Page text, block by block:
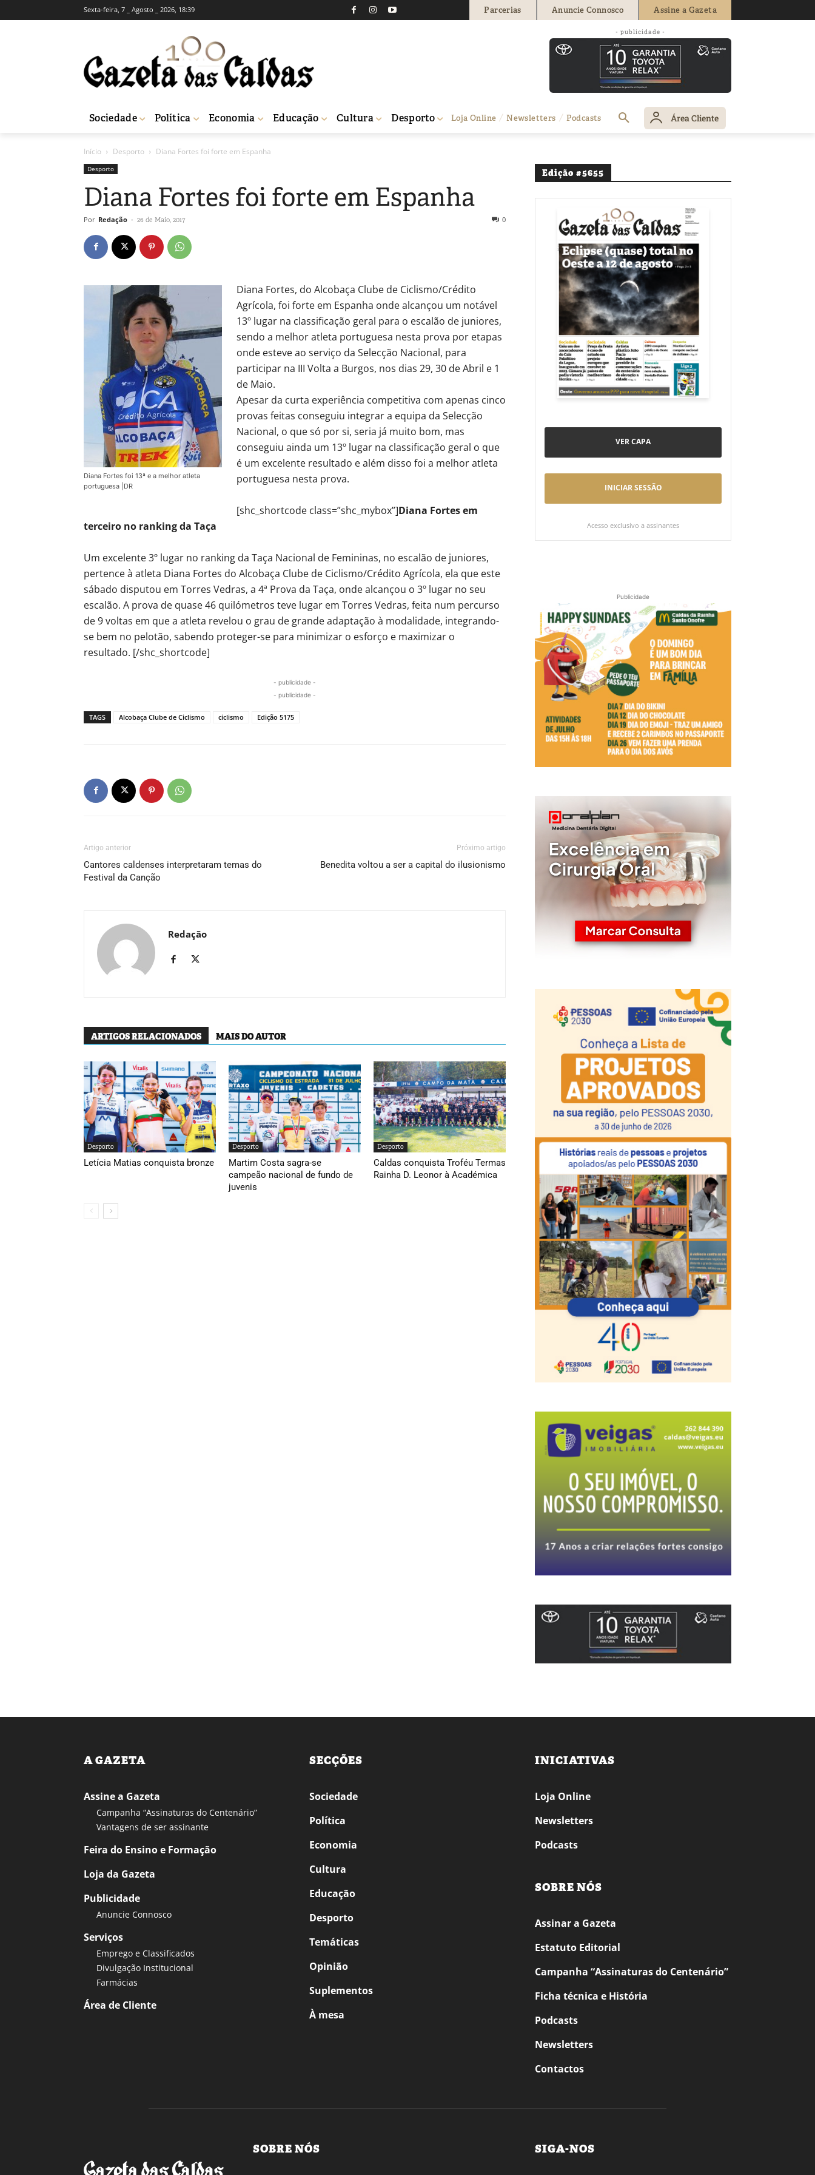
Sexta-feira, 7 _ Agosto _ 2026, 18:39 Parcerias Anuncie Connosco Assine a Gazeta
- publicidade -
Sociedade Política Economia Educação Cultura Desporto Loja Online Newsletters Podcasts Área Cliente
Início Desporto Diana Fortes foi forte em Espanha
Desporto
Diana Fortes foi forte em Espanha
Por Redação - 26 de Maio, 2017 0
Diana Fortes foi 13ª e a melhor atleta
portuguesa |DR
Diana Fortes, do Alcobaça Clube de Ciclismo/Crédito
Agrícola, foi forte em Espanha onde alcançou um notável
13º lugar na classificação geral para o escalão de juniores,
sendo a melhor atleta portuguesa nesta prova por etapas
onde esteve ao serviço da Selecção Nacional, para
participar na III Volta a Burgos, nos dias 29, 30 de Abril e 1
de Maio.
Apesar da curta experiência competitiva com apenas cinco
provas feitas conseguiu integrar a equipa da Selecção
Nacional, o que só por si, seria já muito bom, mas
conseguiu ainda um 13º lugar na classificação geral o que
é um excelente resultado e além disso foi a melhor atleta
portuguesa nesta prova.
[shc_shortcode class=”shc_mybox”]Diana Fortes em
terceiro no ranking da Taça
Um excelente 3º lugar no ranking da Taça Nacional de Femininas, no escalão de juniores,
pertence à atleta Diana Fortes do Alcobaça Clube de Ciclismo/Crédito Agrícola, ela que este
sábado disputou em Torres Vedras, a 4ª Prova da Taça, onde alcançou o 3º lugar no seu
escalão. A prova de quase 46 quilómetros teve lugar em Torres Vedras, feita num percurso
de 9 voltas em que a atleta revelou o grau de grande adaptação à modalidade, integrando-
se bem no pelotão, sabendo proteger-se para minimizar o esforço e maximizar o
resultado. [/shc_shortcode]
- publicidade -
- publicidade -
TAGS Alcobaça Clube de Ciclismo ciclismo Edição 5175
Artigo anterior
Cantores caldenses interpretaram temas do
Festival da Canção
Próximo artigo
Benedita voltou a ser a capital do ilusionismo
Redação
ARTIGOS RELACIONADOS MAIS DO AUTOR
Desporto
Letícia Matias conquista bronze
Desporto
Martim Costa sagra-se
campeão nacional de fundo de
juvenis
Desporto
Caldas conquista Troféu Termas
Rainha D. Leonor à Académica
Edição #5655
VER CAPA
INICIAR SESSÃO
Acesso exclusivo a assinantes
Publicidade
A GAZETA
Assine a Gazeta
Campanha “Assinaturas do Centenário”
Vantagens de ser assinante
Feira do Ensino e Formação
Loja da Gazeta
Publicidade
Anuncie Connosco
Serviços
Emprego e Classificados
Divulgação Institucional
Farmácias
Área de Cliente
SECÇÕES
Sociedade
Política
Economia
Cultura
Educação
Desporto
Temáticas
Opinião
Suplementos
À mesa
INICIATIVAS
Loja Online
Newsletters
Podcasts
SOBRE NÓS
Assinar a Gazeta
Estatuto Editorial
Campanha “Assinaturas do Centenário”
Ficha técnica e História
Podcasts
Newsletters
Contactos
SOBRE NÓS SIGA-NOS